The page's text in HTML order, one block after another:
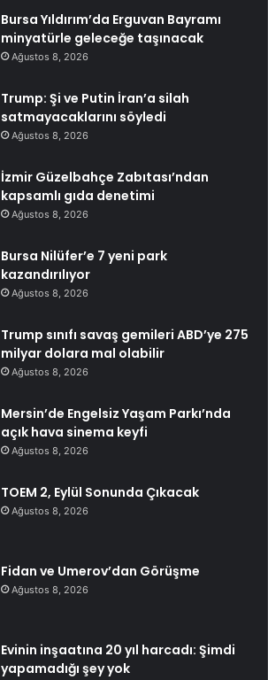
Bursa Yıldırım’da Erguvan Bayramı
minyatürle geleceğe taşınacak
Ağustos 8, 2026
Trump: Şi ve Putin İran’a silah
satmayacaklarını söyledi
Ağustos 8, 2026
İzmir Güzelbahçe Zabıtası’ndan
kapsamlı gıda denetimi
Ağustos 8, 2026
Bursa Nilüfer’e 7 yeni park
kazandırılıyor
Ağustos 8, 2026
Trump sınıfı savaş gemileri ABD’ye 275
milyar dolara mal olabilir
Ağustos 8, 2026
Mersin’de Engelsiz Yaşam Parkı’nda
açık hava sinema keyfi
Ağustos 8, 2026
TOEM 2, Eylül Sonunda Çıkacak
Ağustos 8, 2026
Fidan ve Umerov’dan Görüşme
Ağustos 8, 2026
Evinin inşaatına 20 yıl harcadı: Şimdi
yapamadığı şey yok